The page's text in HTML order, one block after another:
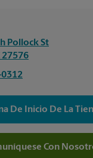
Pollock St
27576
De Inicio De La
Con